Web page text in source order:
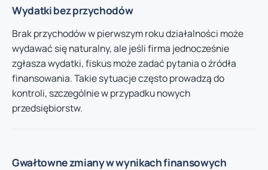
Wydatki bez przychodów
Brak przychodów w pierwszym roku działalności może
wydawać się naturalny, ale jeśli firma jednocześnie
zgłasza wydatki, fiskus może zadać pytania o źródła
finansowania. Takie sytuacje często prowadzą do
kontroli, szczególnie w przypadku nowych
przedsiębiorstw.
Gwałtowne zmiany w wynikach finansowych